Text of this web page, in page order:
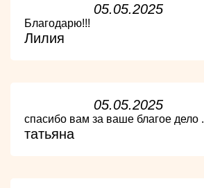
05.05.2025
Благодарю!!!
Лилия
05.05.2025
спасибо вам за ваше благое дело .
татьяна